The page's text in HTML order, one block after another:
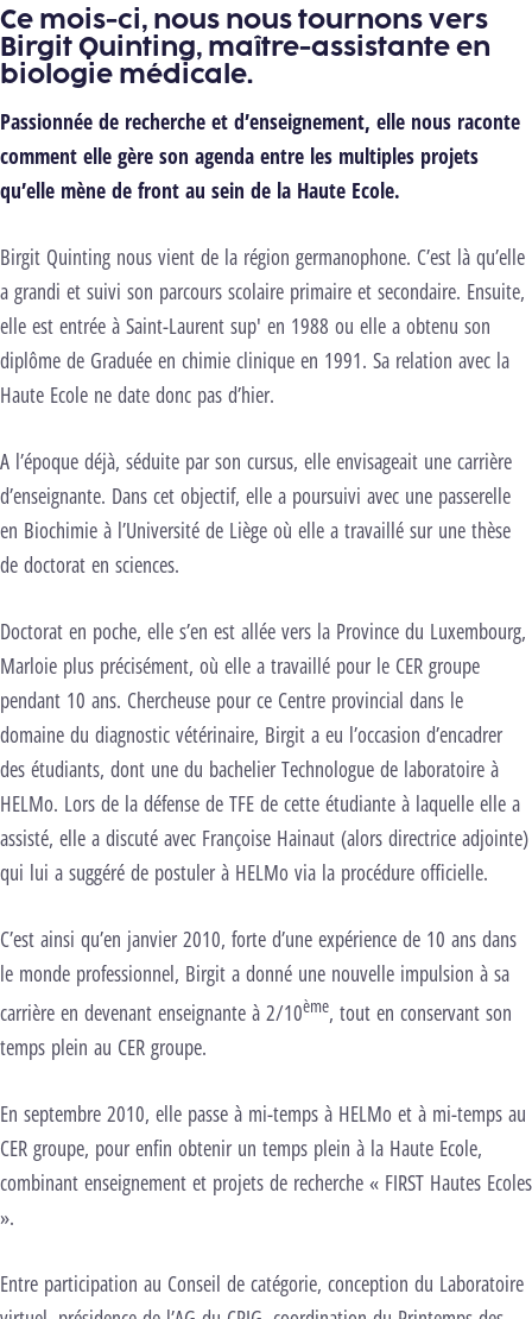
Ce mois-ci, nous nous tournons vers
Birgit Quinting, maître-assistante en
biologie médicale.
Passionnée de recherche et d’enseignement, elle nous raconte
comment elle gère son agenda entre les multiples projets
qu’elle mène de front au sein de la Haute Ecole.
Birgit Quinting nous vient de la région germanophone. C’est là qu’elle
a grandi et suivi son parcours scolaire primaire et secondaire. Ensuite,
elle est entrée à Saint-Laurent sup' en 1988 ou elle a obtenu son
diplôme de Graduée en chimie clinique en 1991. Sa relation avec la
Haute Ecole ne date donc pas d’hier.
A l’époque déjà, séduite par son cursus, elle envisageait une carrière
d’enseignante. Dans cet objectif, elle a poursuivi avec une passerelle
en Biochimie à l’Université de Liège où elle a travaillé sur une thèse
de doctorat en sciences.
Doctorat en poche, elle s’en est allée vers la Province du Luxembourg,
Marloie plus précisément, où elle a travaillé pour le CER groupe
pendant 10 ans. Chercheuse pour ce Centre provincial dans le
domaine du diagnostic vétérinaire, Birgit a eu l’occasion d’encadrer
des étudiants, dont une du bachelier Technologue de laboratoire à
HELMo. Lors de la défense de TFE de cette étudiante à laquelle elle a
assisté, elle a discuté avec Françoise Hainaut (alors directrice adjointe)
qui lui a suggéré de postuler à HELMo via la procédure officielle.
C’est ainsi qu’en janvier 2010, forte d’une expérience de 10 ans dans
le monde professionnel, Birgit a donné une nouvelle impulsion à sa
carrière en devenant enseignante à 2/10ème, tout en conservant son
temps plein au CER groupe.
En septembre 2010, elle passe à mi-temps à HELMo et à mi-temps au
CER groupe, pour enfin obtenir un temps plein à la Haute Ecole,
combinant enseignement et projets de recherche « FIRST Hautes Ecoles
».
Entre participation au Conseil de catégorie, conception du Laboratoire